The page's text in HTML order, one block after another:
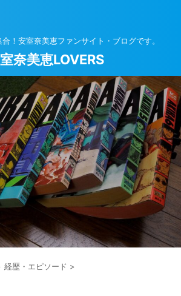
！安室奈美恵ファンサイト・ブログです。
奈美恵LOVERS
経歴・エピソード >